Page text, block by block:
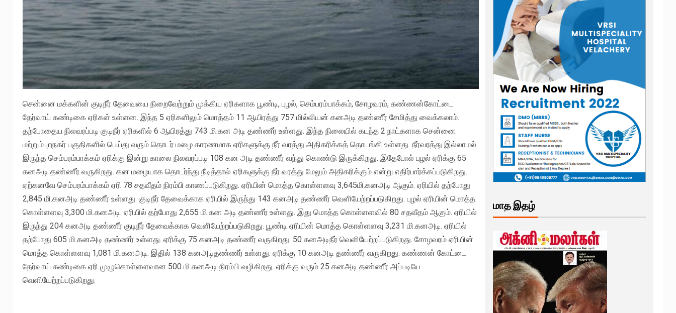
சென்னை மக்களின் குடிநீர் தேவையை நிறைவேற்றும் முக்கிய ஏரிகளாக பூண்டி, புழல், செம்பரம்பாக்கம், சோழவரம், கண்ணன்கோட்டை
தேர்வாய் கண்டிகை ஏரிகள் உள்ளன. இந்த 5 ஏரிகளிலும் மொத்தம் 11 ஆயிரத்து 757 மில்லியன் கனஅடி தண்ணீர் சேமித்து வைக்கலாம்.
தற்போதைய நிலவரப்படி குடிநீர் ஏரிகளில் 6 ஆயிரத்து 743 மி.கன அடி தண்ணீர் உள்ளது. இந்த நிலையில் கடந்த 2 நாட்களாக சென்னை
மற்றும்புறநகர் பகுதிகளில் பெய்து வரும் தொடர் மழை காரணமாக ஏரிகளுக்கு நீர் வரத்து அதிகரிக்கத் தொடங்கி உள்ளது. நீர்வரத்து இல்லாமல்
இருந்த செம்பரம்பாக்கம் ஏரிக்கு இன்று காலை நிலவரப்படி 108 கன அடி தண்ணீர் வந்து கொண்டு இருக்கிறது. இதேபோல் புழல் ஏரிக்கு 65
கனஅடி தண்ணீர் வருகிறது. கன மழையாக தொடர்ந்து நீடித்தால் ஏரிகளுக்கு நீர் வரத்து மேலும் அதிகரிக்கும் என்று எதிர்பார்க்கப்படுகிறது.
ஏற்கனவே செம்பரம்பாக்கம் ஏரி 78 சதவீதம் நிரம்பி காணப்படுகிறது. ஏரியின் மொத்த கொள்ளளவு 3,645மி.கனஅடி ஆகும். ஏரியில் தற்போது
2,845 மி.கனஅடி தண்ணீர் உள்ளது. குடிநீர் தேவைக்காக ஏரியில் இருந்து 143 கனஅடி தண்ணீர் வெளியேற்றப்படுகிறது. புழல் ஏரியின் மொத்த
கொள்ளளவு 3,300 மி.கனஅடி. ஏரியில் தற்போது 2,655 மி.கன அடி தண்ணீர் உள்ளது. இது மொத்த கொள்ளளவில் 80 சதவீதம் ஆகும். ஏரியில்
இருந்து 204 கனஅடி தண்ணீர் குடிநீர் தேவைக்காக வெளியேற்றப்படுகிறது. பூண்டி ஏரியின் மொத்த கொள்ளளவு 3,231 மி.கனஅடி. ஏரியில்
தற்போது 605 மி.கனஅடி தண்ணீர் உள்ளது. ஏரிக்கு 75 கனஅடி தண்ணீர் வருகிறது. 50 கனஅடிநீர் வெளியேற்றப்படுகிறது. சோழவரம் ஏரியின்
மொத்த கொள்ளளவு 1,081 மி.கனஅடி. இதில் 138 கனஅடிதண்ணீர் உள்ளது. ஏரிக்கு 10 கனஅடி தண்ணீர் வருகிறது. கண்ணன் கோட்டை
தேர்வாய் கண்டிகை ஏரி முழுகொள்ளளவான 500 மி.கனஅடி நிரம்பி வழிகிறது. ஏரிக்கு வரும் 25 கனஅடி தண்ணீர் அப்படியே
வெளியேற்றப்படுகிறது.
மாத இதழ்